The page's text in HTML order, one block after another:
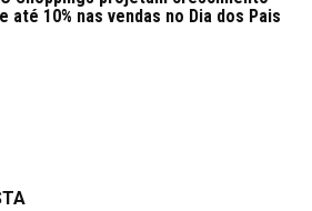
até 10% nas vendas no Dia dos Pais